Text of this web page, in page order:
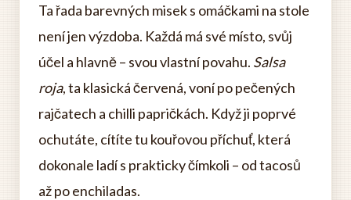
Ta řada barevných misek s omáčkami na stole
není jen výzdoba. Každá má své místo, svůj
účel a hlavně – svou vlastní povahu. Salsa
roja, ta klasická červená, voní po pečených
rajčatech a chilli papričkách. Když ji poprvé
ochutáte, cítíte tu kouřovou příchuť, která
dokonale ladí s prakticky čímkoli – od tacosů
až po enchiladas.